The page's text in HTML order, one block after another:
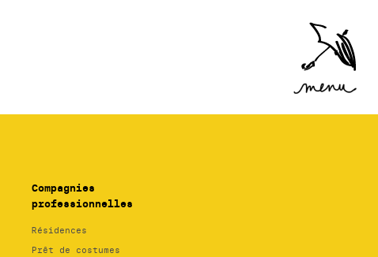
Accéder
au menu
Compagnies
professionnelles
Résidences
Prêt de costumes